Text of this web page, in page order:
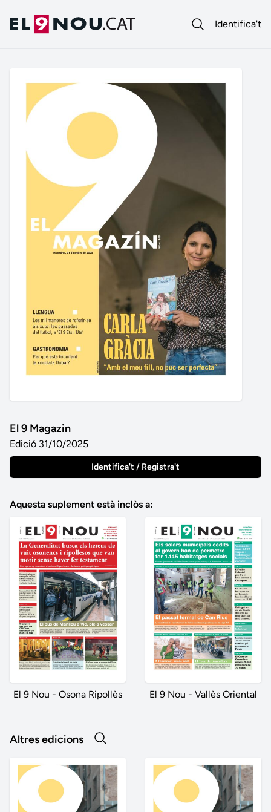
Identifica't
El 9 Magazin
Edició 31/10/2025
Identifica't / Registra't
Aquesta suplement està inclòs a:
El 9 Nou - Osona Ripollès El 9 Nou - Vallès Oriental
Altres edicions